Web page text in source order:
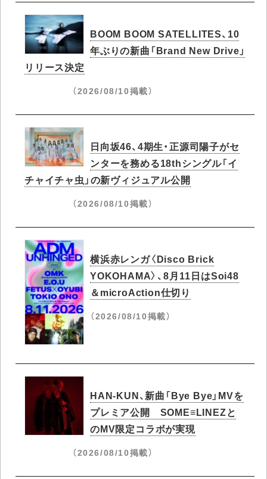
BOOM BOOM SATELLITES、10
年ぶりの新曲「Brand New Drive」
リリース決定
（2026/08/10掲載）
日向坂46、4期生・正源司陽子がセ
ンターを務める18thシングル「イ
チャイチャ虫」の新ヴィジュアル公開
（2026/08/10掲載）
横浜赤レンガ〈Disco Brick
YOKOHAMA〉、8月11日はSoi48
＆microAction仕切り
（2026/08/10掲載）
HAN-KUN、新曲「Bye Bye」MVを
プレミア公開 SOME≡LINEZと
のMV限定コラボが実現
（2026/08/10掲載）